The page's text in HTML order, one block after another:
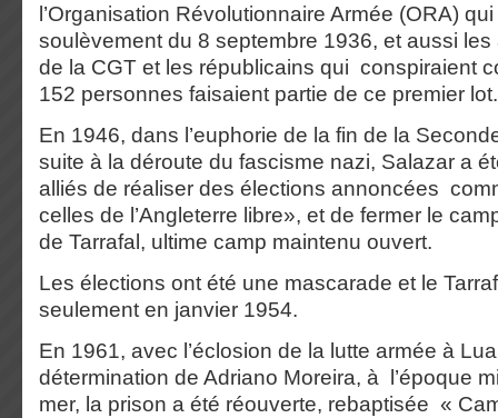
l’Organisation Révolutionnaire Armée (ORA)
soulèvement du 8 septembre 1936, et aussi
de la CGT et les républicains qui conspiraient
152 personnes faisaient partie de ce premier lot.
En 1946, dans l’euphorie de la fin de la
suite à la déroute du fascisme nazi, Salazar a
alliés de réaliser des élections annoncées
celles de l’Angleterre libre», et de fermer le
de Tarrafal, ultime camp maintenu ouvert.
Les élections ont été une mascarade et le
seulement en janvier 1954.
En 1961, avec l’éclosion de la lutte armée à
détermination de Adriano Moreira, à l’époque
mer, la prison a été réouverte, rebaptisée «